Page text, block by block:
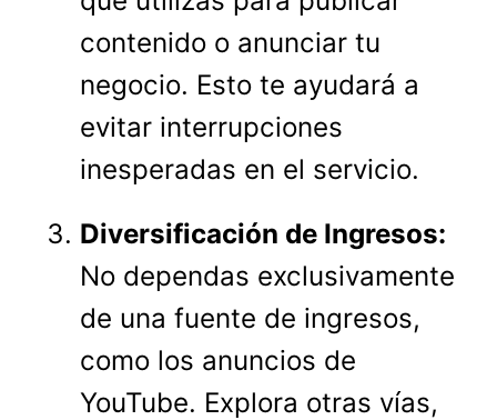
contenido o anunciar tu
negocio. Esto te ayudará a
evitar interrupciones
inesperadas en el servicio.
Diversificación de Ingresos:
No dependas exclusivamente
de una fuente de ingresos,
como los anuncios de
YouTube. Explora otras vías,